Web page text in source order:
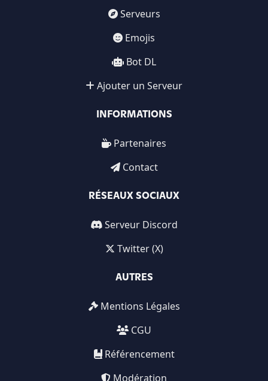
Serveurs
Emojis
Bot DL
Ajouter un Serveur
INFORMATIONS
Partenaires
Contact
RÉSEAUX SOCIAUX
Serveur Discord
Twitter (X)
AUTRES
Mentions Légales
CGU
Référencement
Modération